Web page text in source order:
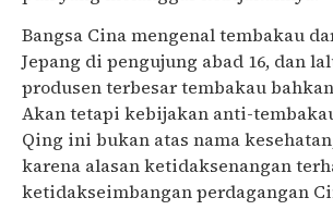
Bangsa Cina mengenal tembakau
Jepang di pengujung abad 16, dan
produsen terbesar tembakau
Akan tetapi kebijakan anti-
Qing ini bukan atas nama
karena alasan ketidaksenangan
ketidakseimbangan perdagangan